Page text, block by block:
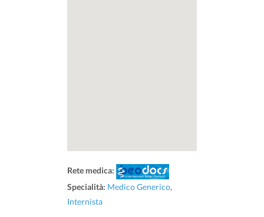
Rete medica:
Specialità: Medico Generico,
Internista